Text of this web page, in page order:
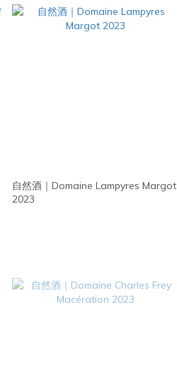
自然酒｜Domaine Lampyres Margot
2023